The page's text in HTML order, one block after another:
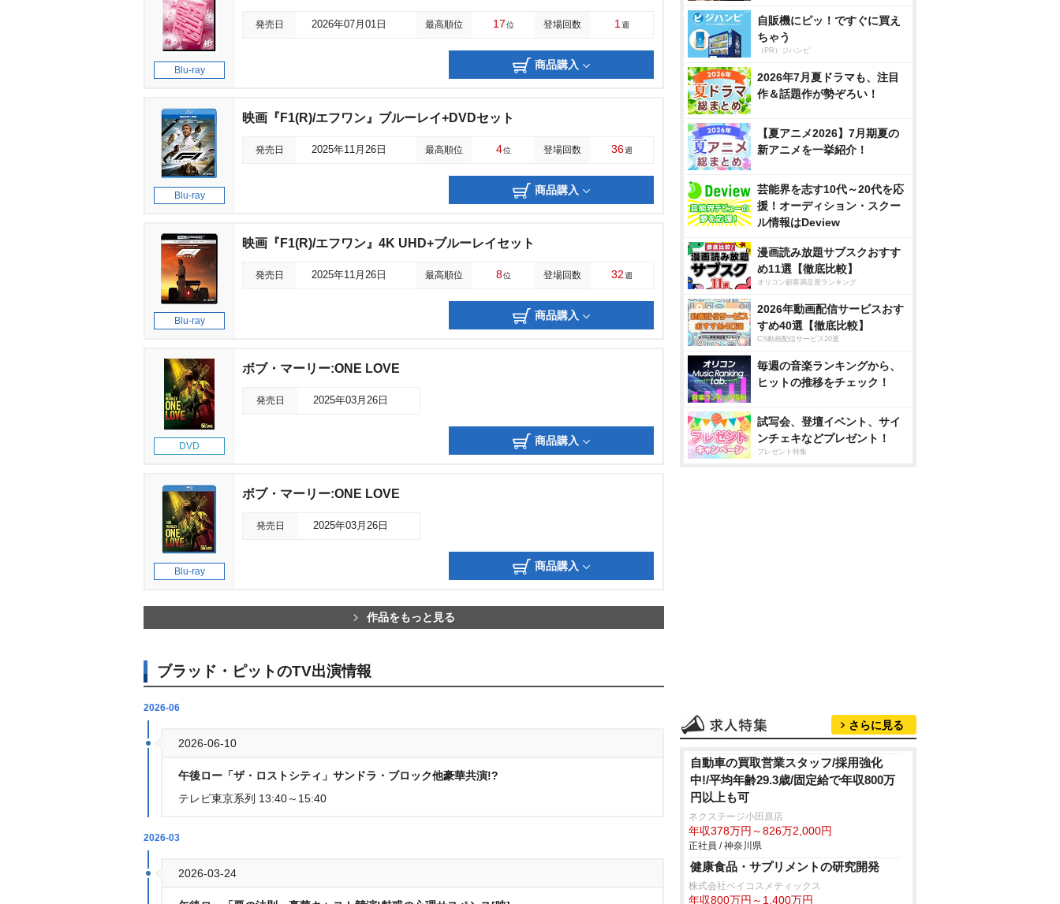
Blu-ray
発売日 2026年07月01日 最高順位 17位 登場回数 1 週
商品購入
Blu-ray
映画『F1(R)/エフワン』ブルーレイ+DVDセット
発売日 2025年11月26日 最高順位 4位 登場回数 36週
商品購入
Blu-ray
映画『F1(R)/エフワン』4K UHD+ブルーレイセット
発売日 2025年11月26日 最高順位 8位 登場回数 32週
商品購入
DVD
ボブ・マーリー:ONE LOVE
発売日 2025年03月26日
商品購入
Blu-ray
ボブ・マーリー:ONE LOVE
発売日 2025年03月26日
商品購入
作品をもっと見る
ブラッド・ピットのTV出演情報
2026-06
2026-06-10
午後ロー「ザ・ロストシティ」サンドラ・ブロック他豪華共演!?
テレビ東京系列 13:40～15:40
2026-03
2026-03-24
自販機にピッ！ですぐに買え
ちゃう
（PR）ジハンピ
2026年7月夏ドラマも、注目
作＆話題作が勢ぞろい！
【夏アニメ2026】7月期夏の
新アニメを一挙紹介！
芸能界を志す10代～20代を応
援！オーディション・スクー
ル情報はDeview
漫画読み放題サブスクおすす
め11選【徹底比較】
オリコン顧客満足度ランキング
2026年動画配信サービスおす
すめ40選【徹底比較】
CS動画配信サービス20選
毎週の音楽ランキングから、
ヒットの推移をチェック！
試写会、登壇イベント、サイ
ンチェキなどプレゼント！
プレゼント特集
さらに見る
自動車の買取営業スタッフ/採用強化
中!/平均年齢29.3歳/固定給で年収800万
円以上も可
ネクステージ小田原店
年収378万円～826万2,000円
正社員 / 神奈川県
健康食品・サプリメントの研究開発
株式会社ベイコスメティックス
年収800万円～1,400万円